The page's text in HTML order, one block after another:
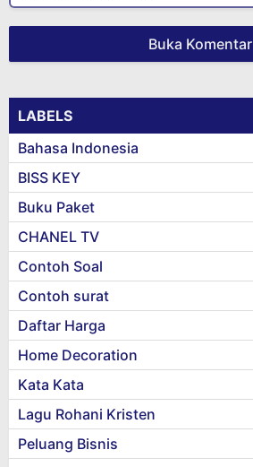
Buka Komentar
LABELS
Bahasa Indonesia
BISS KEY
Buku Paket
CHANEL TV
Contoh Soal
Contoh surat
Daftar Harga
Home Decoration
Kata Kata
Lagu Rohani Kristen
Peluang Bisnis